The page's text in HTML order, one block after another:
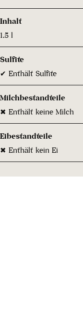
Inhalt
1.5 l
Sulfite
✔ Enthält Sulfite
Milchbestandteile
✖ Enthält keine Milch
Eibestandteile
✖ Enthält kein Ei